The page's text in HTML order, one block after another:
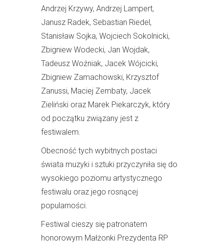
Andrzej Krzywy, Andrzej Lampert,
Janusz Radek, Sebastian Riedel,
Stanisław Sojka, Wojciech Sokolnicki,
Zbigniew Wodecki, Jan Wojdak,
Tadeusz Woźniak, Jacek Wójcicki,
Zbigniew Zamachowski, Krzysztof
Zanussi, Maciej Zembaty, Jacek
Zieliński oraz Marek Piekarczyk, który
od początku związany jest z
festiwalem.
Obecność tych wybitnych postaci
świata muzyki i sztuki przyczyniła się do
wysokiego poziomu artystycznego
festiwalu oraz jego rosnącej
popularności.
Festiwal cieszy się patronatem
honorowym Małżonki Prezydenta RP